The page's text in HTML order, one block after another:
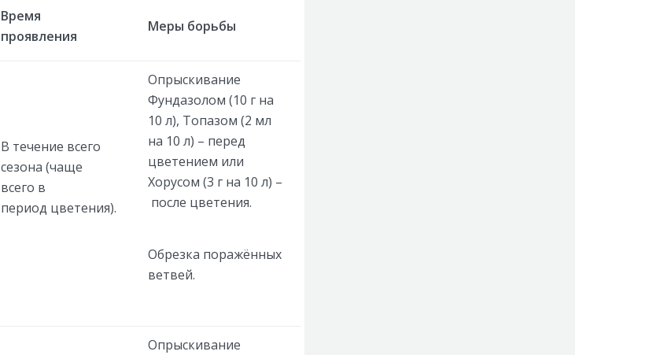
Время
проявления
Меры борьбы
В течение всего
сезона (чаще
всего в
период цветения).
Опрыскивание
Фундазолом (10 г на
10 л), Топазом (2 мл
на 10 л) – перед
цветением или
Хорусом (3 г на 10 л) –
после цветения.
Обрезка поражённых
ветвей.
Опрыскивание